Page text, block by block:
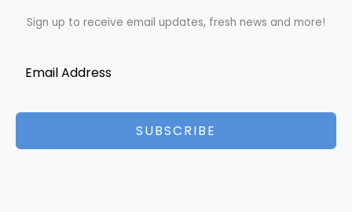
Sign up to receive email updates, fresh news and more!
SUBSCRIBE